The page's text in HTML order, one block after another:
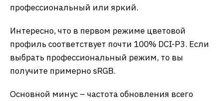
профессиональный или яркий.
Интересно, что в первом режиме цветовой
профиль соответствует почти 100% DCI-P3. Если
выбрать профессиональный режим, то вы
получите примерно sRGB.
Основной минус – частота обновления всего